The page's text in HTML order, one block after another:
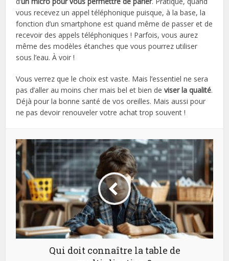
vous recevez un appel téléphonique puisque, à la base, la
fonction d’un smartphone est quand même de passer et de
recevoir des appels téléphoniques ! Parfois, vous aurez
même des modèles étanches que vous pourrez utiliser
sous l’eau. À voir !
Vous verrez que le choix est vaste. Mais l’essentiel ne sera
pas d’aller au moins cher mais bel et bien de viser la qualité.
Déjà pour la bonne santé de vos oreilles. Mais aussi pour
ne pas devoir renouveler votre achat trop souvent !
Qui doit connaître la table de